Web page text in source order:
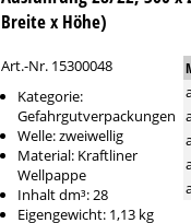
Breite x Höhe)
Art.-Nr. 15300048
Kategorie:
Gefahrgutverpackungen
Welle: zweiwellig
Material: Kraftliner
Wellpappe
Inhalt dm³: 28
Eigengewicht: 1,13 kg